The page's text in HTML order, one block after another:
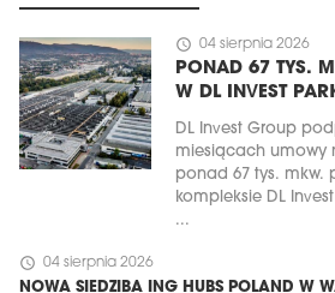
schedule 04 sierpnia 2026
PONAD 67 TYS.
W DL INVEST
DL Invest Group
miesiącach umowy
ponad 67 tys. mkw.
kompleksie DL
...
schedule 04 sierpnia 2026
NOWA SIEDZIBA ING HUBS POLAND W